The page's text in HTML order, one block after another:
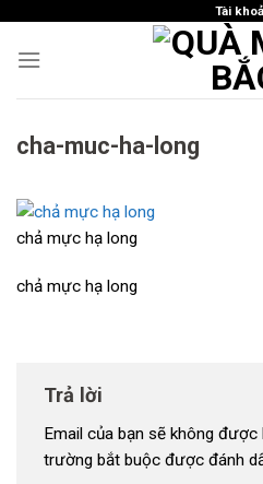
content
Tài
cha-muc-ha-long
chả mực hạ long
chả mực hạ long
Trả lời
Email của bạn sẽ không được
trường bắt buộc được đánh